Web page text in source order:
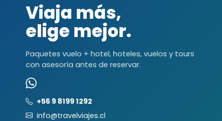
Viaja más,
elige mejor.
Paquetes vuelo + hotel, hoteles, vuelos y tours
con asesoría antes de reservar.
+56 9 8199 1292
info@travelviajes.cl